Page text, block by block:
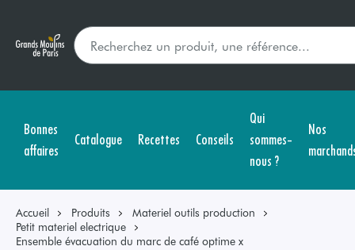
Bonnes
affaires
Catalogue Recettes Conseils
Qui
sommes-
nous ?
Nos
Accueil Produits
Materiel outils production
Petit materiel electrique
Ensemble évacuation du marc de café optime x